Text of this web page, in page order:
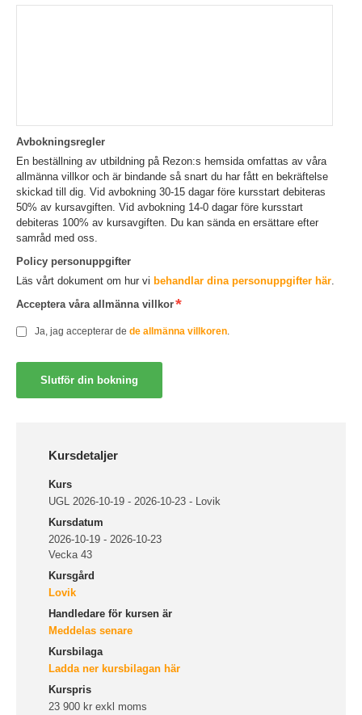
Avbokningsregler
En beställning av utbildning på Rezon:s hemsida omfattas av våra
allmänna villkor och är bindande så snart du har fått en bekräftelse
skickad till dig. Vid avbokning 30-15 dagar före kursstart debiteras
50% av kursavgiften. Vid avbokning 14-0 dagar före kursstart
debiteras 100% av kursavgiften. Du kan sända en ersättare efter
samråd med oss.
Policy personuppgifter
Läs vårt dokument om hur vi behandlar dina personuppgifter här.
Acceptera våra allmänna villkor
Ja, jag accepterar de de allmänna villkoren
Kursdetaljer
Kurs
UGL 2026-10-19 - 2026-10-23 - Lovik
Kursdatum
2026-10-19 - 2026-10-23
Vecka 43
Kursgård
Lovik
Handledare för kursen är
Meddelas senare
Kursbilaga
Ladda ner kursbilagan här
Kurspris
23 900 kr exkl moms